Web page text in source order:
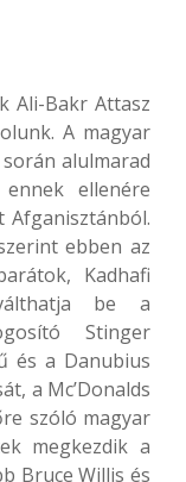
Ali-Bakr Attasz
A magyar
alulmarad
ellenére
Afganisztánból.
ebben az
Kadhafi
be a
Stinger
és a Danubius
a Mc’Donalds
szóló magyar
megkezdik a
Bruce Willis és